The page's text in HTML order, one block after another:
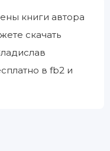
книги автора
скачать
в fb2 и